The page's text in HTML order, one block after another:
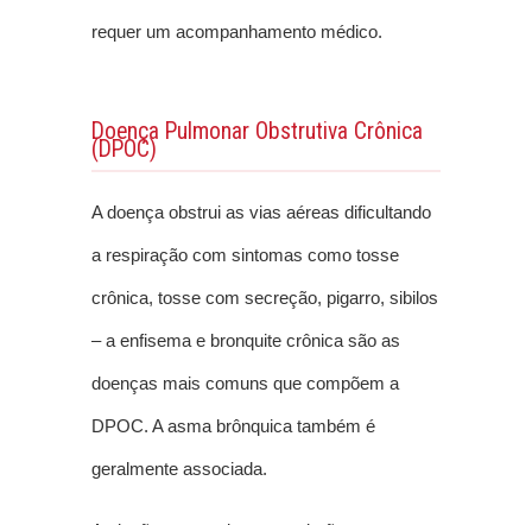
requer um acompanhamento médico.
Doença Pulmonar Obstrutiva Crônica
(DPOC)
A doença obstrui as vias aéreas dificultando
a respiração com sintomas como tosse
crônica, tosse com secreção, pigarro, sibilos
– a enfisema e bronquite crônica são as
doenças mais comuns que compõem a
DPOC. A asma brônquica também é
geralmente associada.